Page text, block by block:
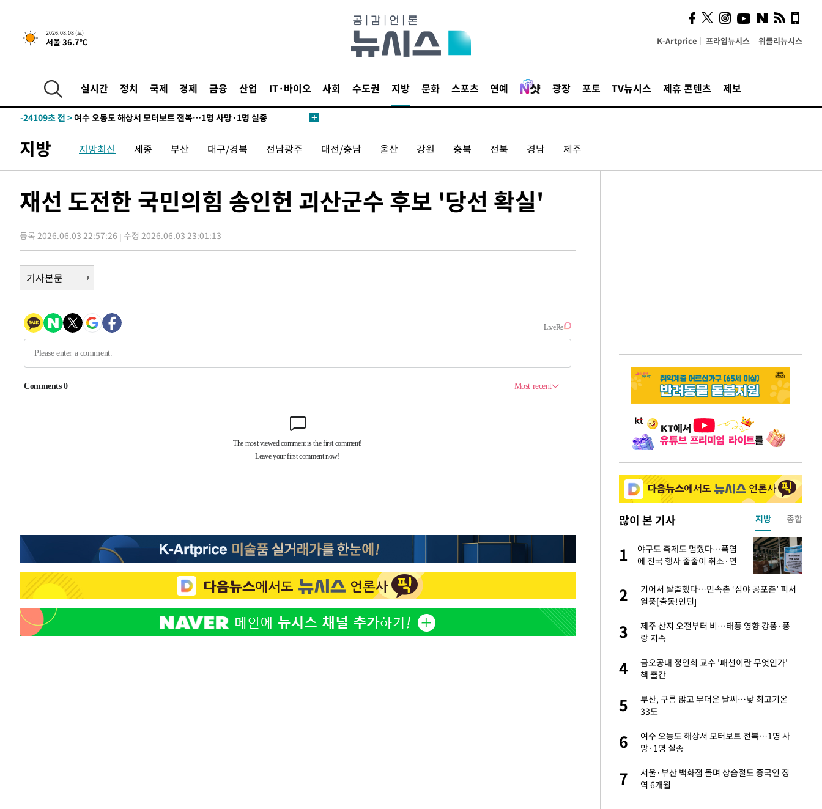
2026.08.08 (토)
서울 36.7℃ K-Artprice 프라임뉴시스 위클리뉴시스
실시간 정치 국제 경제 금융 산업 IT·바이오 사회 수도권 지방 문화 스포츠 연예 광장 포토 TV뉴시스 제휴 콘텐츠 제보
39분 전 >[속보]뉴욕증시 상승 마감…S&P 0.6% 나스닥 1.3%↑
-29489초 전 >백운산서 80년근 천종산삼 9뿌리 발견…감정가 1.3억원
-24733초 전 >
남자 농구, 나고야 아시안게임서 '홈팀' 일본과 한일전
-24109초 전 >
-20336초 전 >극한폭염 한풀 꺾이지만…'낮 최고 35도' 무더위, 열대야 계속[다음
-15871초 전 >
[속보]'압수수색·성접대 논란' 축구협회 "실망과 걱정 안겨드려 죄
-4492초 전 >'최고 37도' 폭염 지속…강원동해안 최대 150㎜ 비
-29489초 전 >백운산서 80년근 천종산삼 9뿌리 발견…감정가 1.3억원
-24733초 전 >남자 농구, 나고야 아시안게임서 '홈팀' 일본과 한일전
-24109초 전 >여수 오동도 해상서 모터보트 전복…1명 사망·1명 실종
-20336초 전 >
주 날씨]
-17354초 전 >축구협회 "압수수색·성접대 논란 사과…쇄신의 기회로 삼겠다"
송"
-4492초 전 > '최고 37도' 폭염 지속…강원동해안 최대 150㎜ 비
39분 전 >[속보]뉴욕증시 상승 마감…S&P 0.6% 나스닥 1.3%↑
지방 지방최신 세종 부산 대구/경북 전남광주 대전/충남 울산 강원 충북 전북 경남 제주
재선 도전한 국민의힘 송인헌 괴산군수 후보 '당선 확실'
등록 2026.06.03 22:57:26 수정 2026.06.03 23:01:13
기사본문
많이 본 기사
표창원, 남규리에 15년 만에
사과…"제가 틀렸습니다"
2
라', 일주일 써보니
3
英유명 여배우, 큰 교통사고서 기아차 덕에
살았다
4
1
야구도 축제도 멈췄다…폭염
에 전국 행사 줄줄이 취소·연
2
기어서 탈출했다…민속촌 ‘심야 공포촌’ 피서
열풍[출동!인턴]
3
제주 산지 오전부터 비…태풍 영향 강풍·풍
랑 지속
4
금오공대 정인희 교수 '패션이란 무엇인가'
책 출간
5
부산, 구름 많고 무더운 날씨…낮 최고기온
33도
6
여수 오동도 해상서 모터보트 전복…1명 사
망·1명 실종
7
서울·부산 백화점 돌며 상습절도 중국인 징
역 6개월
지방 종합